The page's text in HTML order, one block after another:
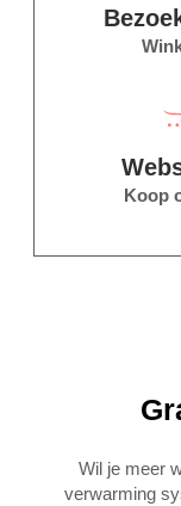
Koop
Wil je meer
verwarming